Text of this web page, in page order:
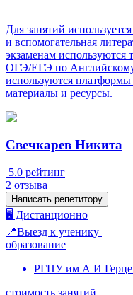
Для занятий
и вспомогательная
экзаменам используются
ОГЭ/ЕГЭ по Английскому
используются
материалы и ресурсы.
Свечкарев Никита
5.0 рейтинг
2 отзыва
Написать репетитору
🖥️ Дистанционно
📍Выезд к ученику
образование
РГПУ им А И
стоимость занятий